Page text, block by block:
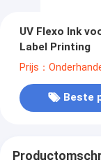
UV Flexo Ink
Label Printing
Prijs：
Beste